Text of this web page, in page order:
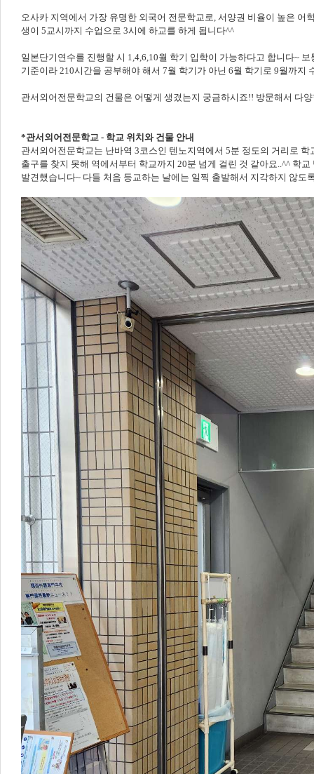
오사카 지역에서 가장 유명한 외국어 전문학교로, 서양권 비율이 높은
생이 5교시까지 수업으로 3시에 하교를 하게 됩니다^^
일본단기연수를 진행할 시 1,4,6,10월 학기 입학이 가능하다고 합니다~
기준이라 210시간을 공부해야 해서 7월 학기가 아닌 6월 학기로 9월까지
관서외어전문학교의 건물은 어떻게 생겼는지 궁금하시죠!! 방문해서 다
*관서외어전문학교 - 학교 위치와 건물 안내
관서외어전문학교는 난바역 3코스인 텐노지역에서 5분 정도의 거리로
출구를 찾지 못해 역에서부터 학교까지 20분 넘게 걸린 것 같아요..^^ 학
발견했습니다~ 다들 처음 등교하는 날에는 일찍 출발해서 지각하지 않도